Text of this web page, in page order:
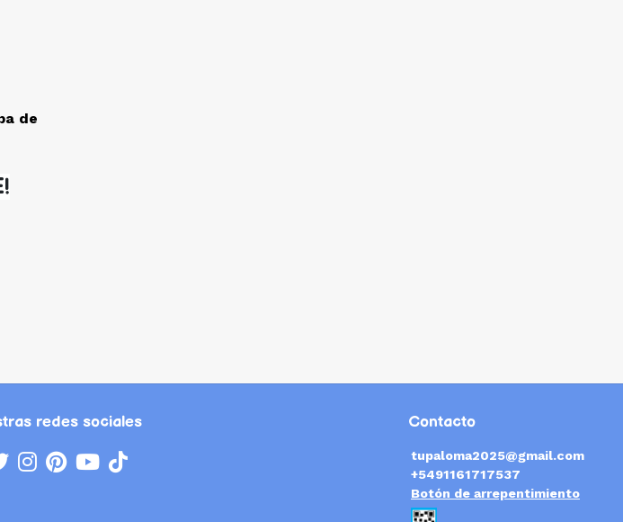
de
redes sociales Contacto
tupaloma2025@gmail.com
+5491161717537
Botón de arrepentimiento